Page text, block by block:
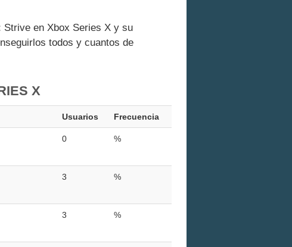
en Xbox Series X y su
todos y cuantos de
X
Usuarios Frecuencia
0 %
3 %
3 %